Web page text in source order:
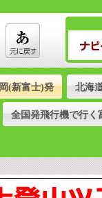
(新富士)発 北海
全国発飛行機で行く